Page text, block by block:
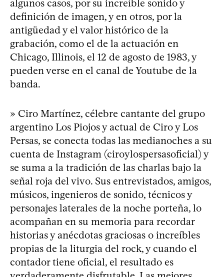
algunos casos, por su increíble sonido y
definición de imagen, y en otros, por la
antigüedad y el valor histórico de la
grabación, como el de la actuación en
Chicago, Illinois, el 12 de agosto de 1983, y
pueden verse en el canal de Youtube de la
banda.
» Ciro Martínez, célebre cantante del grupo
argentino Los Piojos y actual de Ciro y Los
Persas, se conecta todas las medianoches a su
cuenta de Instagram (ciroylospersasoficial) y
se suma a la tradición de las charlas bajo la
señal roja del vivo. Sus entrevistados, amigos,
músicos, ingenieros de sonido, técnicos y
personajes laterales de la noche porteña, lo
acompañan en su memoria para recordar
historias y anécdotas graciosas o increíbles
propias de la liturgia del rock, y cuando el
contador tiene oficial, el resultado es